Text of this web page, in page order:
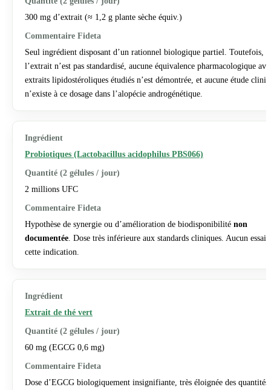
300 mg d’extrait (≈ 1,2 g plante sèche équiv.)
Seul ingrédient disposant d’un rationnel biologique partiel. Toutefois,
l’extrait n’est pas standardisé, aucune équivalence pharmacologique
extraits lipidostéroliques étudiés n’est démontrée, et aucune étude
n’existe à ce dosage dans l’alopécie androgénétique.
Probiotiques (Lactobacillus acidophilus PBS066)
2 millions UFC
Hypothèse de synergie ou d’amélioration de biodisponibilité non
documentée . Dose très inférieure aux standards cliniques. Aucun essai
cette indication.
Extrait de thé vert
60 mg (EGCG 0,6 mg)
Dose d’EGCG biologiquement insignifiante, très éloignée des quantités